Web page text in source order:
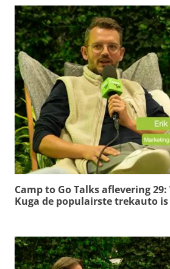
Camp to Go Talks aflevering
Kuga de populairste trekauto is